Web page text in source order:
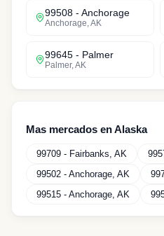
99508 - Anchorage
Anchorage AK
99645 - Palmer
Palmer, AK
Mas mercados enAlaska
99709 - Fairbanks AK
99502 - Anchorage AK
99515 - Anchorage AK